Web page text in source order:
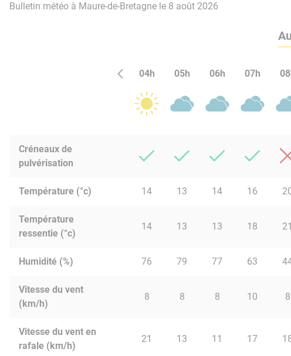
Bulletin météo à Maure-de-Bretagne le 8 août 2026
04h 05h 06h 07h
Créneaux de
pulvérisation
Température (°c) 14 13 14 16
Température
ressentie (°c)
14 13 13 18 21
Humidité (%) 76 79 77 63
Vitesse du vent
(km/h)
8 8 8 10 8
Vitesse du vent en
rafale (km/h)
21 13 11 17